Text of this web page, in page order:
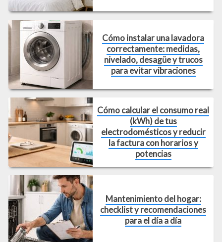
Cómo instalar una lavadora
correctamente: medidas,
nivelado, desagüe y trucos
para evitar vibraciones
Cómo calcular el consumo real
(kWh) de tus
electrodomésticos y reducir
la factura con horarios y
potencias
Mantenimiento del hogar:
checklist y recomendaciones
para el día a día